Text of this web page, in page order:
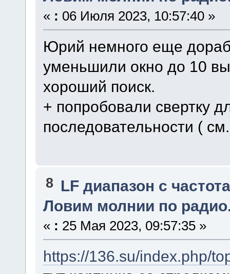
« : 06 Июля 2023, 10:57:40 »
Юрий немного еще
уменьшили окно до 10
хороший поиск.
+ попробовали свертку
последовательности (
8 LF диапазон с
Ловим молнии по
« : 25 Мая 2023, 09:57:35 »
https://136.su/index.php/